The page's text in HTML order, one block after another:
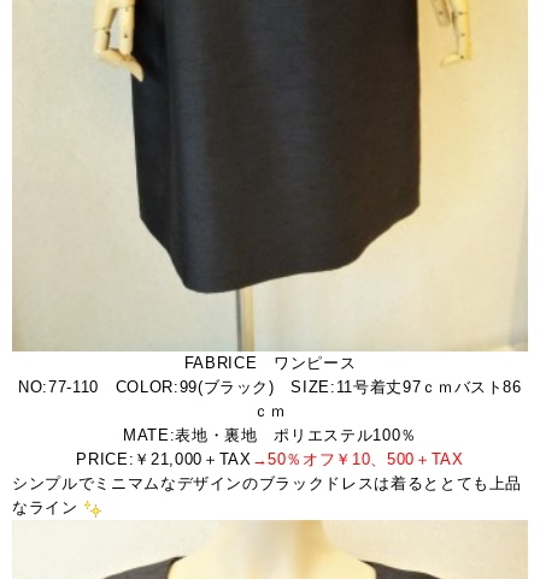
FABRICE ワンピース
NO:77-110 COLOR:99(ブラック) SIZE:11号着丈97ｃｍバスト86
ｃｍ
MATE:表地・裏地 ポリエステル100％
PRICE:￥21,000＋TAX →50％オフ￥10、500＋TAX
シンプルでミニマムなデザインのブラックドレスは着るととても上品
なライン